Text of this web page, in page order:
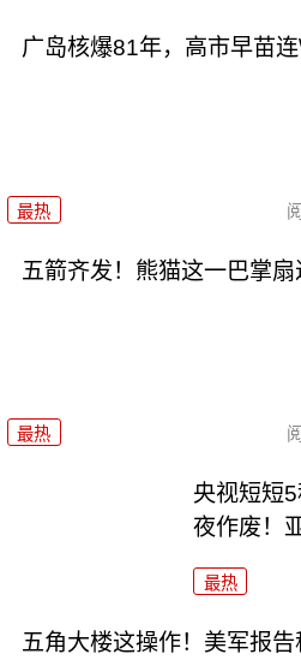
广岛核爆81年，高市早苗连
最热
五箭齐发！熊猫这一巴掌
最热
央视短短
夜作废！
最热
五角大楼这操作！美军报告